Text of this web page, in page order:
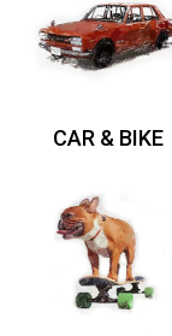
CAR & BIKE